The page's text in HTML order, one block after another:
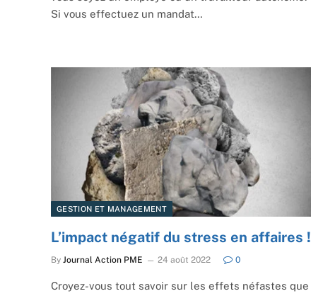
Si vous effectuez un mandat…
GESTION ET MANAGEMENT
L’impact négatif du stress en affaires !
By Journal Action PME 24 août 2022 0
Croyez-vous tout savoir sur les effets néfastes que